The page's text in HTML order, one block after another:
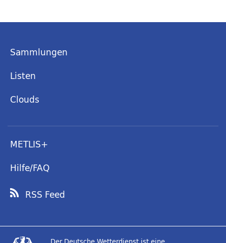
Sammlungen
Listen
Clouds
METLIS+
Hilfe/FAQ
RSS Feed